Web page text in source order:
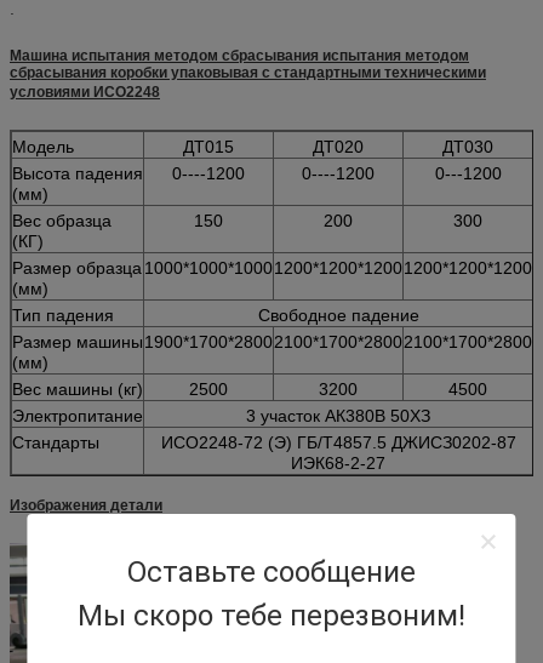
Оставьте сообщение
Мы скоро тебе перезвоним!
Машина испытания методом сбрасывания испытания методом
сбрасывания коробки упаковывая с стандартными техническими
условиями ИСО2248
Модель ДТ015 ДТ020
ДТ030
Высота падения
(мм)
0----1200 0----1200 0---1200
Вес образца
(КГ)
150 200 300
Размер образца
(мм)
1000*1000*10001200*1200*12001200*1200*1200
Тип падения
Свободное падение
Размер машины
(мм)
1900*1700*28002100*1700*28002100*1700*2800
Вес машины (кг) 2500 3200
4500
Электропитание
3 участок АК380В 50ХЗ
Стандарты
ИСО2248-72 (Э) ГБ/Т4857.5 ДЖИСЗ0202-87
ИЭК68-2-27
Изображения детали